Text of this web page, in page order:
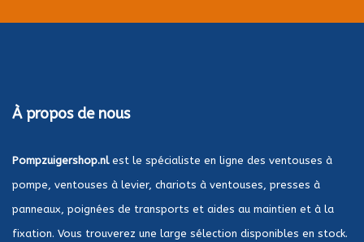
À propos de nous
Pompzuigershop.nlest le spécialiste en ligne des ventouses à
pompe, ventouses à levier, chariots à ventouses, presses à
panneaux, poignées de transports et aides au maintien et à la
fixation. Vous trouverez une large sélection disponibles en stock.